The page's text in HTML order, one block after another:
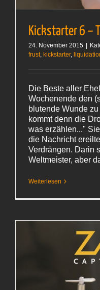
Kickstarter 6 –
24. November 2015 |
frust kickstarter,
Die Beste aller
Wochenende den
blutende Wunde
kommt denn die
was erzählen..."
die Nachricht
Verdrängen. Darin
Weltmeister, aber
Weiterlesen